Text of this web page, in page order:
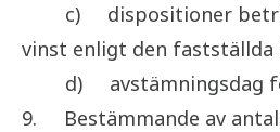
c)
dispositioner
vinst enligt den fastställda
d)
avstämningsdag
9.
Bestämmande av